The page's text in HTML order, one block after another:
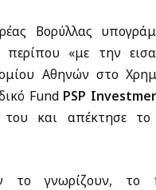
Βορύλλας
«με την
Αθηνών στο
Fund PSP
του και απέκτησε
το γνωρίζουν, το